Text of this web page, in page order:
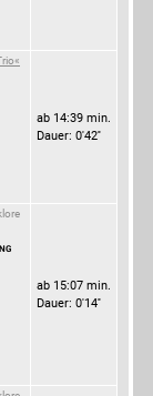
ab 14:39 min.
Dauer: 0'42''
ab 15:07 min.
Dauer: 0'14''